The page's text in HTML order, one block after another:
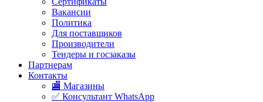
Вакансии
Политика
Для поставщиков
Производители
Тендеры и госзаказы
Партнерам
Контакты
🏬 Магазины
✅️ Консультант WhatsApp